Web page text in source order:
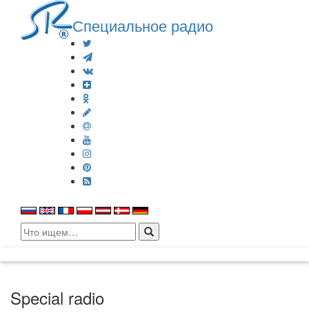
Специальное радио
Search
for:
Special radio